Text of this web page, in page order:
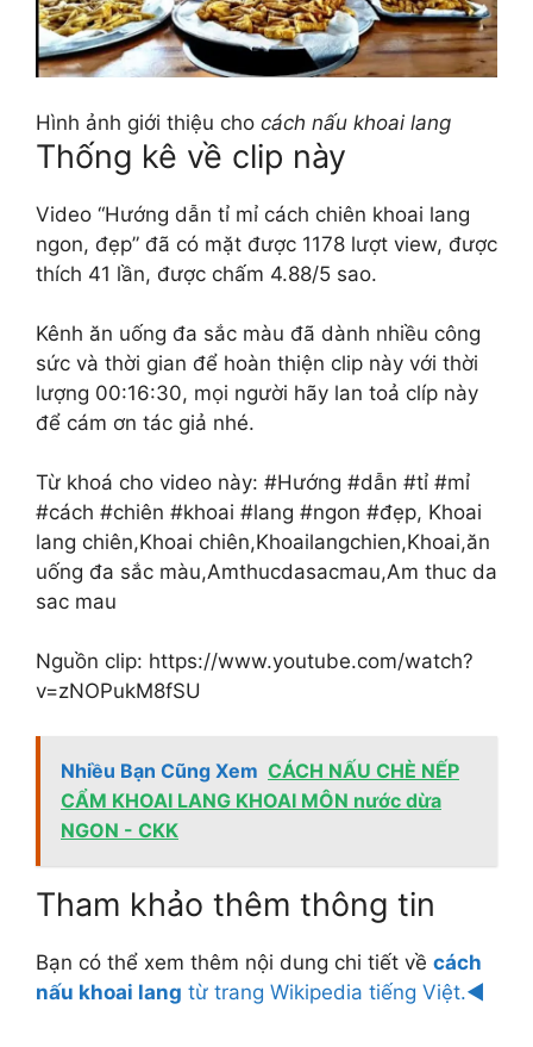
Hình ảnh giới thiệu cho cách nấu khoai lang
Thống kê về clip này
Video “Hướng dẫn tỉ mỉ cách chiên khoai lang
ngon, đẹp” đã có mặt được 1178 lượt view, được
thích 41 lần, được chấm 4.88/5 sao.
Kênh ăn uống đa sắc màu đã dành nhiều công
sức và thời gian để hoàn thiện clip này với thời
lượng 00:16:30, mọi người hãy lan toả clíp này
để cám ơn tác giả nhé.
Từ khoá cho video này: #Hướng #dẫn #tỉ #mỉ
#cách #chiên #khoai #lang #ngon #đẹp, Khoai
lang chiên,Khoai chiên,Khoailangchien,Khoai,ăn
uống đa sắc màu,Amthucdasacmau,Am thuc da
sac mau
Nguồn clip: https://www.youtube.com/watch?
v=zNOPukM8fSU
Nhiều Bạn Cũng Xem CÁCH NẤU CHÈ NẾP
CẨM KHOAI LANG KHOAI MÔN nước dừa
NGON - CKK
Tham khảo thêm thông tin
Bạn có thể xem thêm nội dung chi tiết về cách
nấu khoai lang từ trang Wikipedia tiếng Việt.◄